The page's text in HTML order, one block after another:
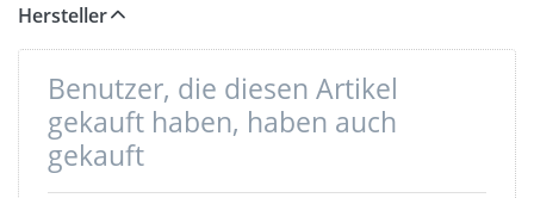
Hersteller
Benutzer, die diesen Artikel
gekauft haben, haben auch
gekauft